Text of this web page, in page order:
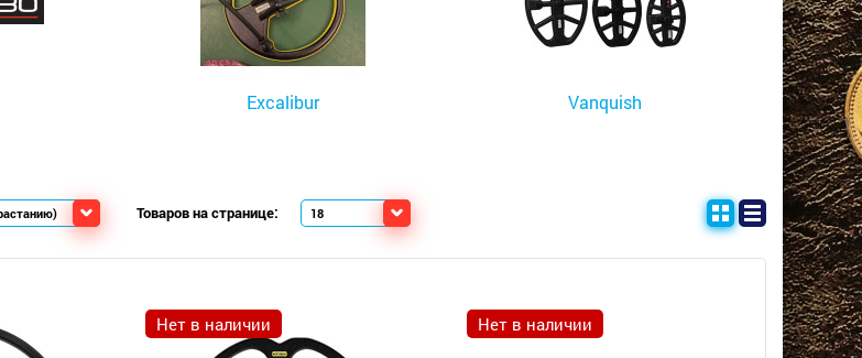
Excalibur Vanquish
Товаров на странице:
Нет в наличии Нет в наличии